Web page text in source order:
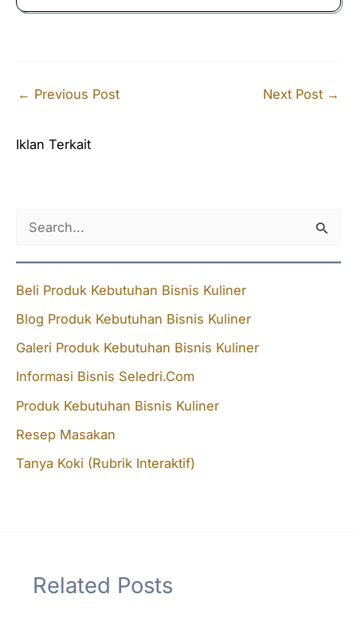
← Previous Post Next Post →
Iklan Terkait
r
c
h
f
o
Beli Produk Kebutuhan Bisnis Kuliner
Blog Produk Kebutuhan Bisnis Kuliner
Galeri Produk Kebutuhan Bisnis Kuliner
Informasi Bisnis Seledri.Com
Produk Kebutuhan Bisnis Kuliner
Resep Masakan
Tanya Koki (Rubrik Interaktif)
Related Posts